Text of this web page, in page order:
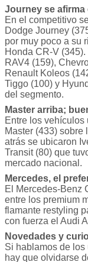
Journey se
En el competitivo
Dodge Journey
por muy poco a su
Honda CR-V (345).
RAV4 (159),
Renault Koleos
Tiggo (100) y
del segmento.
Master arriba;
Entre los
Master (433) sobre
atrás se ubicaron
Transit (80) que
mercado nacional.
Mercedes, el
El Mercedes-Benz
entre los premium
flamante restyling
con fuerza el Audi
Novedades y
Si hablamos de
hay que olvidarse